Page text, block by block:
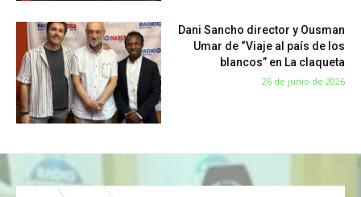
Dani Sancho director y Ousman
Umar de “Viaje al país de los
blancos” en La claqueta
26 de junio de 2026